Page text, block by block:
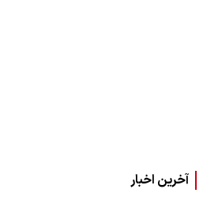
آخرین اخبار